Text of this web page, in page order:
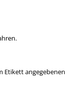
Etikett angegebenen